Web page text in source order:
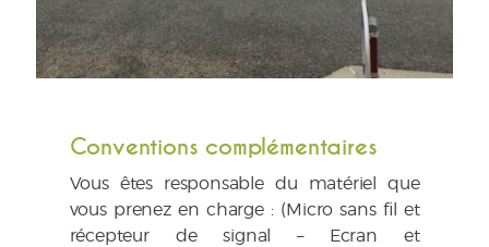
Conventions complémentaires
Vous êtes responsable du matériel que
vous prenez en charge : (Micro sans fil et
récepteur de signal – Ecran et